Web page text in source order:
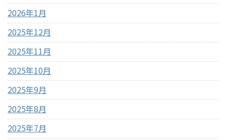
2026年1月
2025年12月
2025年11月
2025年10月
2025年9月
2025年8月
2025年7月